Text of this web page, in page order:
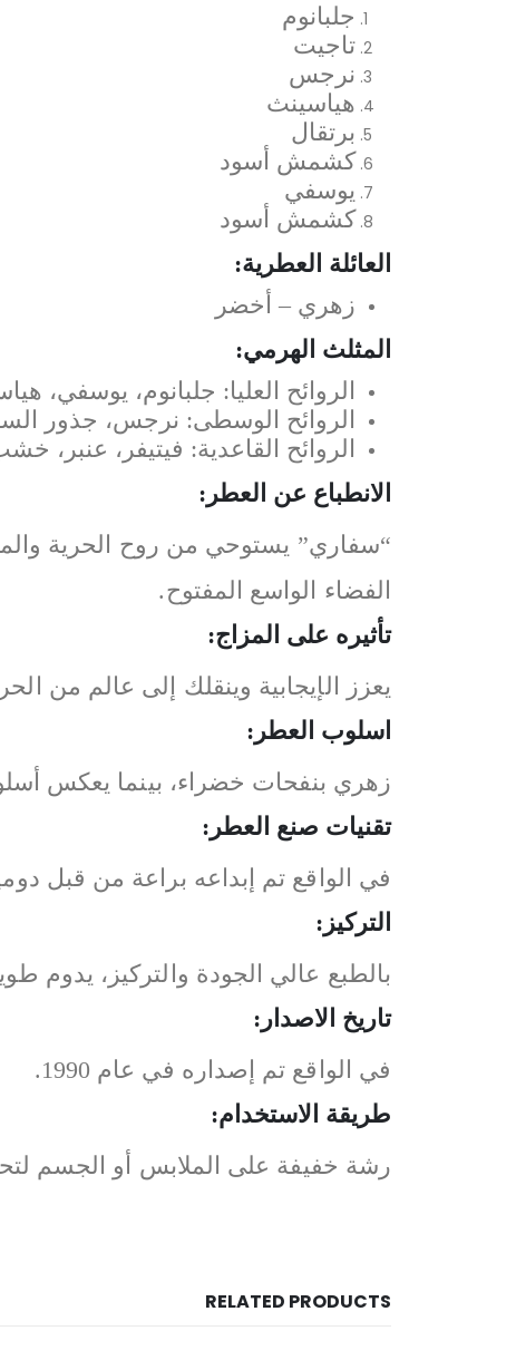
جلبانوم
تاجيت
نرجس
هياسينث
برتقال
كشمش أسود
يوسفي
كشمش أسود
العائلة العطرية:
زهري – أخضر
المثلث الهرمي:
الروائح العليا: جلبانوم، يوسفي،
الروائح الوسطى: نرجس، جذور
الروائح القاعدية: فيتيفر، عنبر،
الانطباع عن العطر:
“سفاري” يستوحي من روح الحرية
الفضاء الواسع المفتوح.
تأثيره على المزاج:
يعزز الإيجابية وينقلك إلى عالم من
اسلوب العطر:
زهري بنفحات خضراء، بينما يعكس
تقنيات صنع العطر:
في الواقع تم إبداعه براعة من قبل
التركيز:
بالطبع عالي الجودة والتركيز، يدوم
تاريخ الاصدار:
في الواقع تم إصداره في عام 1990.
طريقة الاستخدام:
رشة خفيفة على الملابس أو الجسم
RELATED PRODUCTS